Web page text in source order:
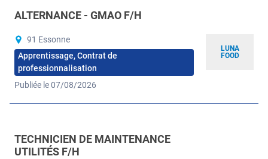
LUNA
FOOD
ALTERNANCE - GMAO F/H
91 Essonne
Apprentissage, Contrat de
professionnalisation
Publiée le 07/08/2026
TECHNICIEN DE MAINTENANCE
UTILITÉS F/H